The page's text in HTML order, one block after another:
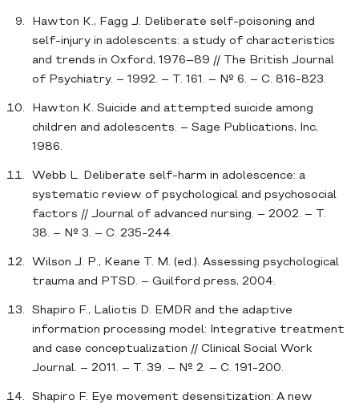
Hawton K., Fagg J. Deliberate self-poisoning and
self-injury in adolescents: a study of characteristics
and trends in Oxford, 1976–89 // The British Journal
of Psychiatry. – 1992. – Т. 161. – № 6. – С. 816-823.
Hawton K. Suicide and attempted suicide among
children and adolescents. – Sage Publications, Inc,
1986.
Webb L. Deliberate self‐harm in adolescence: a
systematic review of psychological and psychosocial
factors // Journal of advanced nursing. – 2002. – Т.
38. – № 3. – С. 235-244.
Wilson J. P., Keane T. M. (ed.). Assessing psychological
trauma and PTSD. – Guilford press, 2004.
Shapiro F., Laliotis D. EMDR and the adaptive
information processing model: Integrative treatment
and case conceptualization // Clinical Social Work
Journal. – 2011. – Т. 39. – № 2. – С. 191-200.
Shapiro F. Eye movement desensitization: A new